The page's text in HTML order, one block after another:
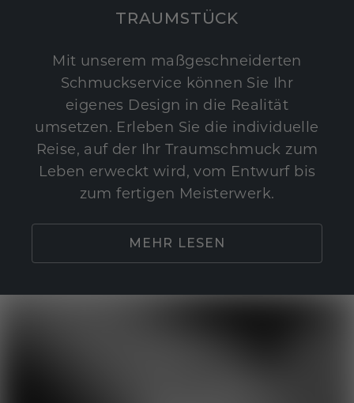
TRAUMSTÜCK
Mit unserem maßgeschneiderten
Schmuckservice können Sie Ihr
eigenes Design in die Realität
umsetzen. Erleben Sie die individuelle
Reise, auf der Ihr Traumschmuck zum
Leben erweckt wird, vom Entwurf bis
zum fertigen Meisterwerk.
MEHR LESEN